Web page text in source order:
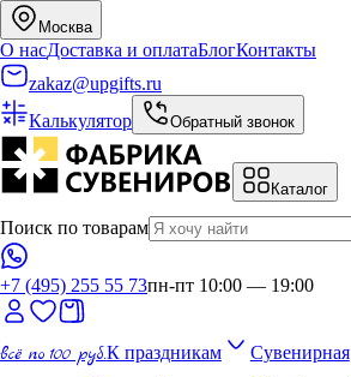
Москва
О насДоставка и оплатаБлогКонтакты
zakaz@upgifts.ru
Калькулятор
Обратный звонок
Каталог
Поиск по товарам
+7 (495) 255 55 73пн-пт 10:00 — 19:00
всё по 100 руб.К праздникам
Сувенирная